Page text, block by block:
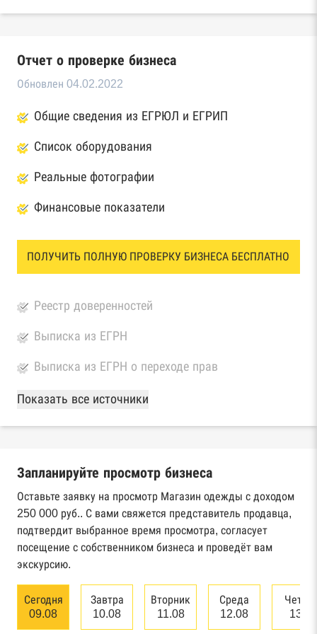
Отчет о проверке бизнеса
Обновлен 04.02.2022
Общие сведения из ЕГРЮЛ и ЕГРИП
Список оборудования
Реальные фотографии
Финансовые показатели
ПОЛУЧИТЬ ПОЛНУЮ ПРОВЕРКУ БИЗНЕСА БЕСПЛАТНО
Реестр доверенностей
Выписка из ЕГРН
Выписка из ЕГРН о переходе прав
База Росстата
Реестры ЕГРЮЛ и ЕГРИП Федеральной
Реестр государственных контрактов
Федерального казначейства
Картотека арбитражных дел Высшего
арбитражного суда
Единый федеральный реестр сведений о
банкротстве юридических лиц
Показать все источники
Запланируйте просмотр бизнеса
Оставьте заявку на просмотр Магазин одежды с доходом
250 000 руб.. С вами свяжется представитель продавца,
подтвердит выбранное время просмотра, согласует
посещение с собственником бизнеса и проведёт вам
экскурсию.
Сегодня
09.08
Завтра
10.08
Вторник
11.08
Среда
12.08
13.08